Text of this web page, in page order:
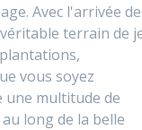
Avec l'arrivée
terrain de
vous soyez
une multitude de
long de la belle